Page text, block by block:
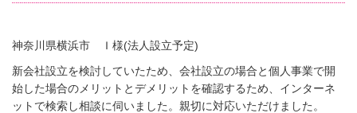
神奈川県横浜市 Ｉ様(法人設立予定)
新会社設立を検討していたため、会社設立の場合と個人事業で開
始した場合のメリットとデメリットを確認するため、インターネ
ットで検索し相談に伺いました。親切に対応いただけました。